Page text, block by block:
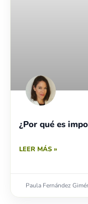
¿Por qué es
LEER MÁS »
Paula Fernández